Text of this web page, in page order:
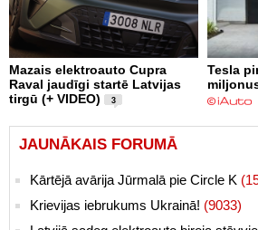
Mazais elektroauto Cupra
Raval jaudīgi startē Latvijas
tirgū (+ VIDEO)
3
Tesla
JAUNĀKAIS FORUMĀ
Kārtējā avārija Jūrmalā pie Circle K
Krievijas iebrukums Ukrainā! (9033)